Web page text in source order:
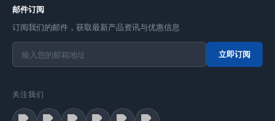
邮件订阅
订阅我们的邮件，获取最新产品资讯与优惠信息
立即订阅
关注我们